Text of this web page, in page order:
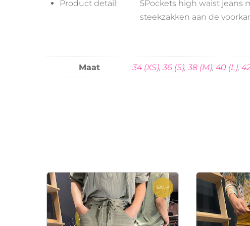
Product detail:
5Pockets high waist jeans
steekzakken aan de
Maat 34 (XS),36 (S),38 (M), 40 (L),
SALE